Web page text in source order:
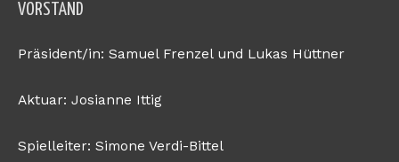
VORSTAND
Präsident/in: Samuel Frenzel und Lukas Hüttner
Aktuar: Josianne Ittig
Spielleiter: Simone Verdi-Bittel